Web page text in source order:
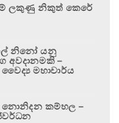
ලකුණු නිකුත් කෙරේ
නිනෝ යනු
අවදානමකි –
මහාචාර්ය
කම්හල –